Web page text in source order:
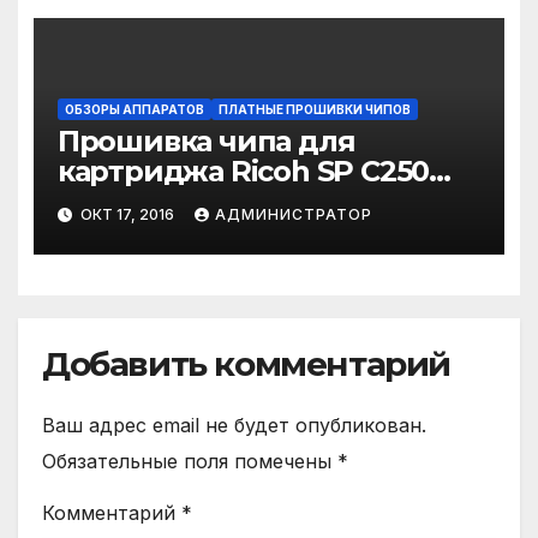
ОБЗОРЫ АППАРАТОВ ПЛАТНЫЕ ПРОШИВКИ ЧИПОВ
Прошивка чипа для
картриджа Ricoh SP C250
CMYK
ОКТ 17, 2016 АДМИНИСТРАТОР
Добавить комментарий
Ваш адрес email не будет опубликован.
Обязательные поля помечены *
Комментарий *